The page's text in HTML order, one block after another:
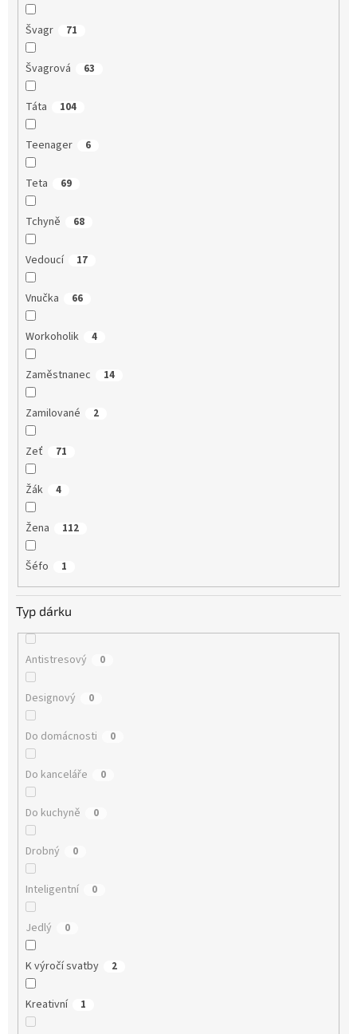
Švagr 71
Švagrová 63
Táta 104
Teenager 6
Teta 69
Tchyně 68
Vedoucí 17
Vnučka 66
Workoholik 4
Zaměstnanec 14
Zamilované 2
Zeť 71
Žák 4
Žena 112
Šéfo 1
Typ dárku
Antistresový 0
Designový 0
Do domácnosti 0
Do kanceláře 0
Do kuchyně 0
Drobný 0
Inteligentní 0
Jedlý 0
K výročí svatby 2
Kreativní 1